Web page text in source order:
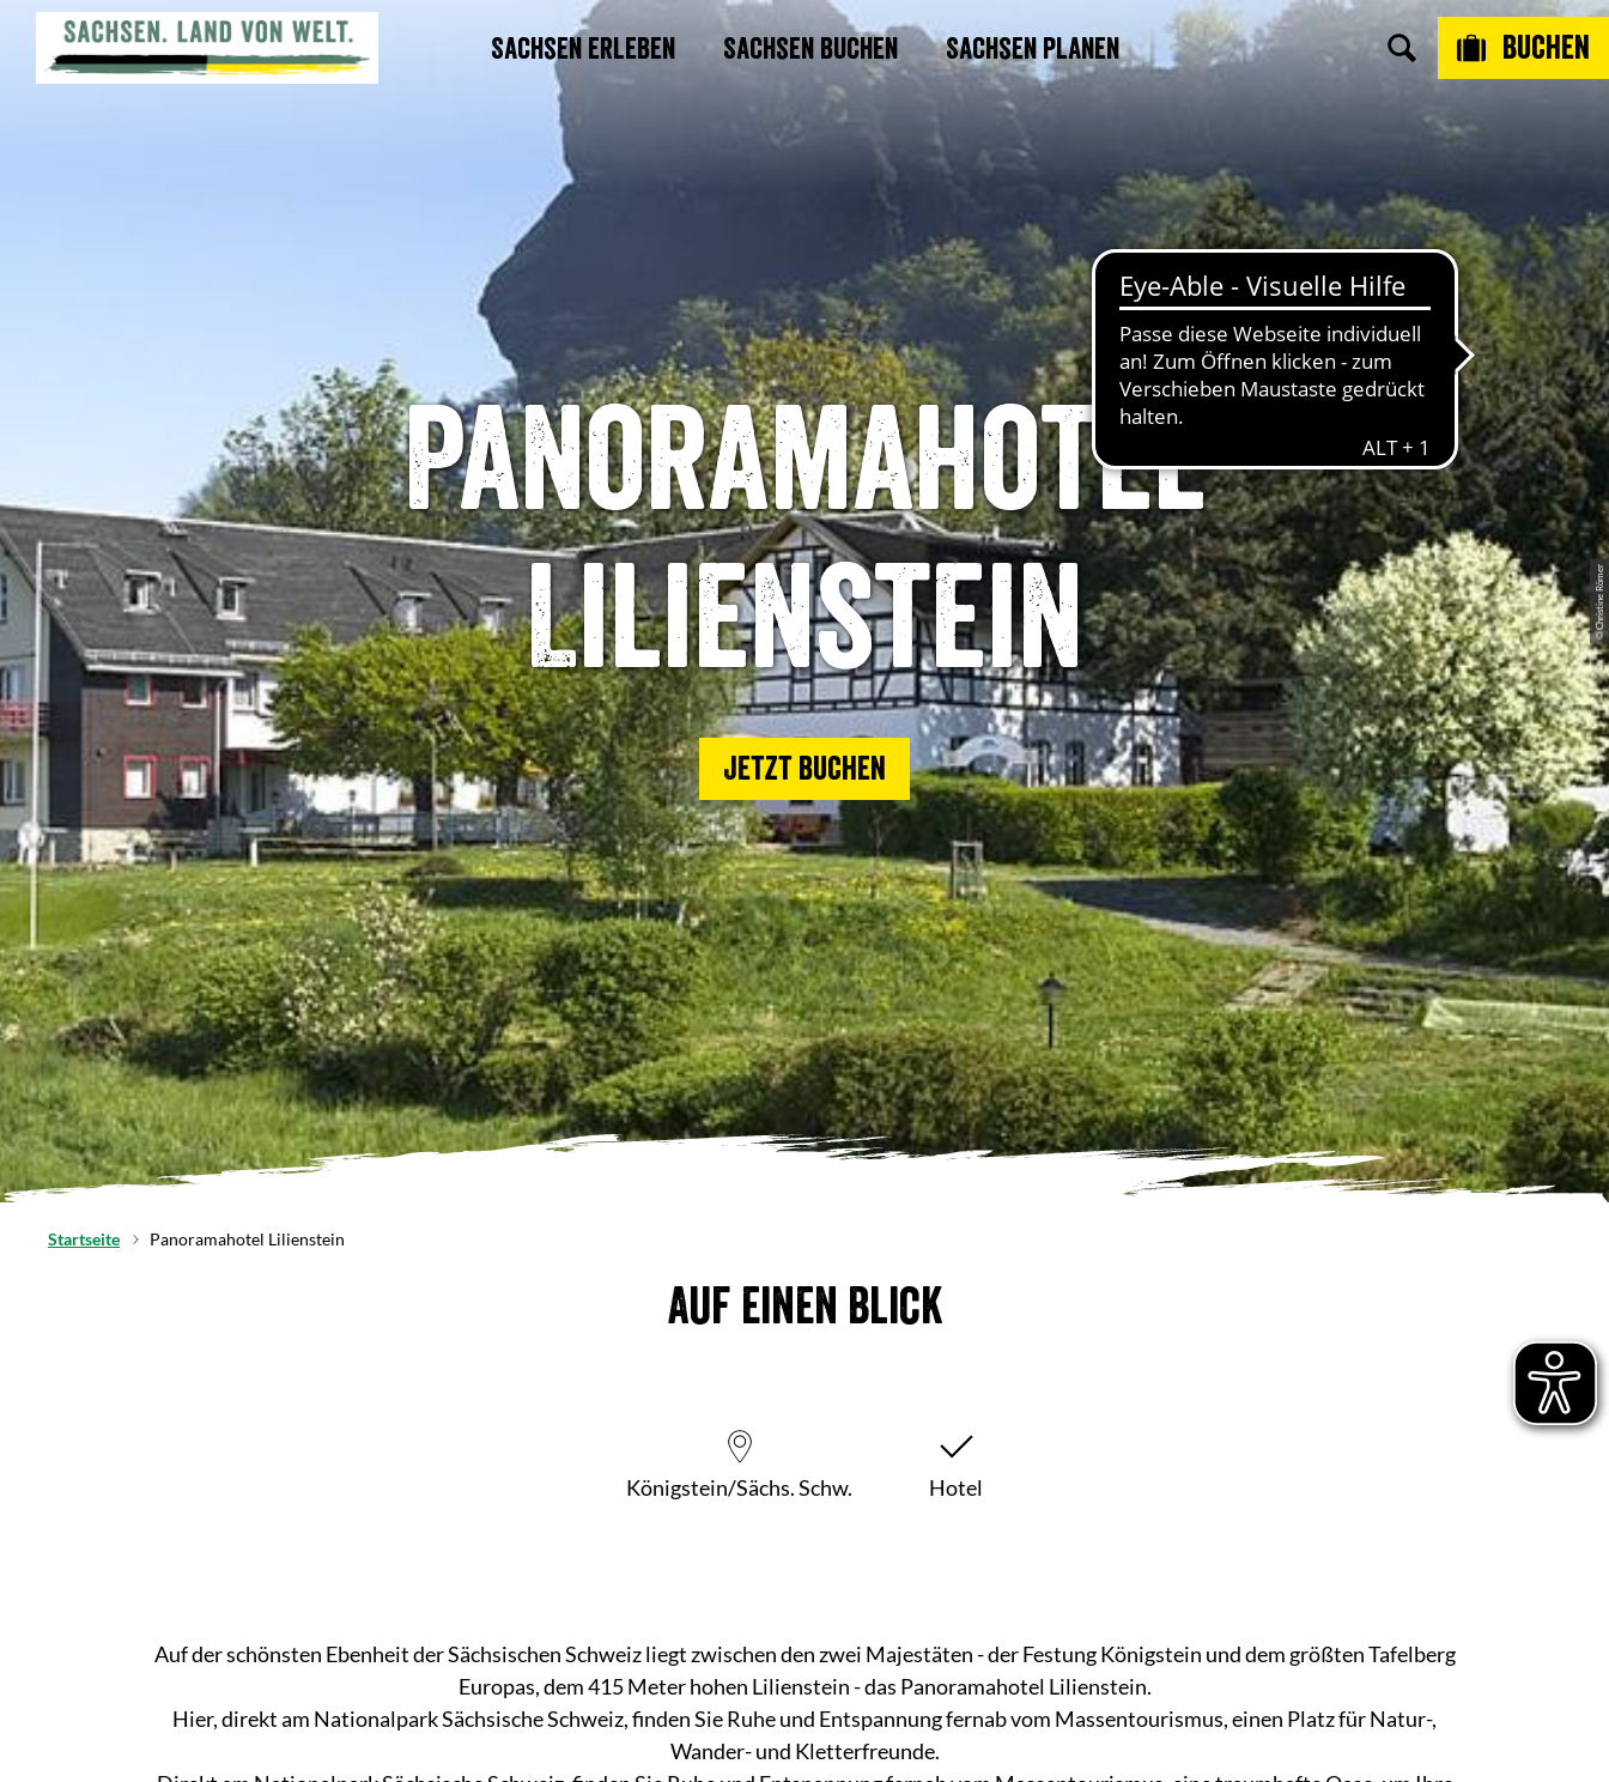
Sachsen erleben Sachsen buchen Sachsen planen Buchen
© Christine Römer
Panoramahotel
Lilienstein
Jetzt buchen
Startseite Panoramahotel Lilienstein
Auf einen Blick
Königstein/Sächs. Schw. Hotel
Auf der schönsten Ebenheit der Sächsischen Schweiz liegt zwischen den zwei Majestäten - der Festung Königstein und dem größten Tafelberg
Europas, dem 415 Meter hohen Lilienstein - das Panoramahotel Lilienstein.
Hier, direkt am Nationalpark Sächsische Schweiz, finden Sie Ruhe und Entspannung fernab vom Massentourismus, einen Platz für Natur-,
Wander- und Kletterfreunde.